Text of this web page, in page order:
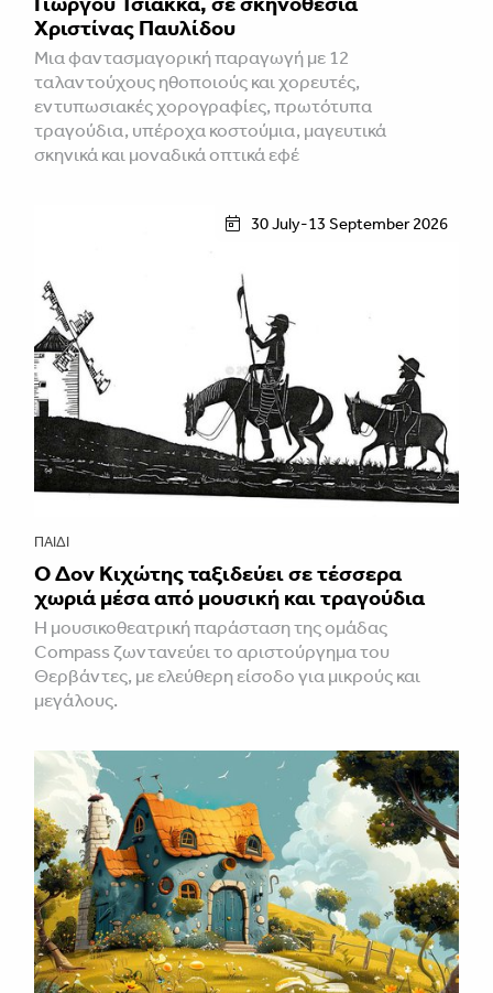
Χριστίνας Παυλίδου
Μια φαντασμαγορική παραγωγή με 12
ταλαντούχους ηθοποιούς και χορευτές,
εντυπωσιακές χορογραφίες, πρωτότυπα
τραγούδια, υπέροχα κοστούμια, μαγευτικά
σκηνικά και μοναδικά οπτικά εφέ
30 July-13 September 2026
ΠΑΙΔΊ
Ο Δον Κιχώτης ταξιδεύει σε τέσσερα
χωριά μέσα από μουσική και τραγούδια
Η μουσικοθεατρική παράσταση της ομάδας
Compass ζωντανεύει το αριστούργημα του
Θερβάντες, με ελεύθερη είσοδο για μικρούς και
μεγάλους.